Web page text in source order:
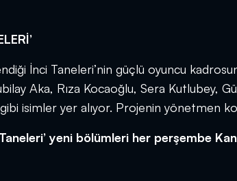
İnci Taneleri’nin güçlü oyuncu
Aka, Rıza Kocaoğlu, Sera Kutlubey,
isimler yer alıyor. Projenin yönetmen
yeni bölümleri her perşembe